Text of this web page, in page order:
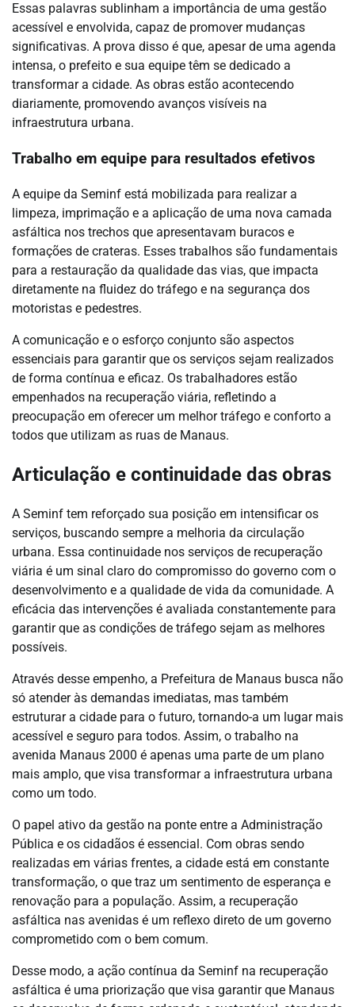
Essas palavras sublinham a importância de uma gestão
acessível e envolvida, capaz de promover mudanças
significativas. A prova disso é que, apesar de uma agenda
intensa, o prefeito e sua equipe têm se dedicado a
transformar a cidade. As obras estão acontecendo
diariamente, promovendo avanços visíveis na
infraestrutura urbana.
Trabalho em equipe para resultados efetivos
A equipe da Seminf está mobilizada para realizar a
limpeza, imprimação e a aplicação de uma nova camada
asfáltica nos trechos que apresentavam buracos e
formações de crateras. Esses trabalhos são fundamentais
para a restauração da qualidade das vias, que impacta
diretamente na fluidez do tráfego e na segurança dos
motoristas e pedestres.
A comunicação e o esforço conjunto são aspectos
essenciais para garantir que os serviços sejam realizados
de forma contínua e eficaz. Os trabalhadores estão
empenhados na recuperação viária, refletindo a
preocupação em oferecer um melhor tráfego e conforto a
todos que utilizam as ruas de Manaus.
Articulação e continuidade das obras
A Seminf tem reforçado sua posição em intensificar os
serviços, buscando sempre a melhoria da circulação
urbana. Essa continuidade nos serviços de recuperação
viária é um sinal claro do compromisso do governo com o
desenvolvimento e a qualidade de vida da comunidade. A
eficácia das intervenções é avaliada constantemente para
garantir que as condições de tráfego sejam as melhores
possíveis.
Através desse empenho, a Prefeitura de Manaus busca não
só atender às demandas imediatas, mas também
estruturar a cidade para o futuro, tornando-a um lugar mais
acessível e seguro para todos. Assim, o trabalho na
avenida Manaus 2000 é apenas uma parte de um plano
mais amplo, que visa transformar a infraestrutura urbana
como um todo.
O papel ativo da gestão na ponte entre a Administração
Pública e os cidadãos é essencial. Com obras sendo
realizadas em várias frentes, a cidade está em constante
transformação, o que traz um sentimento de esperança e
renovação para a população. Assim, a recuperação
asfáltica nas avenidas é um reflexo direto de um governo
comprometido com o bem comum.
Desse modo, a ação contínua da Seminf na recuperação
asfáltica é uma priorização que visa garantir que Manaus